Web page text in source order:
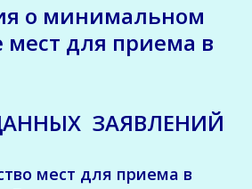
о минимальном
мест для приема в
ЗАЯВЛЕНИЙ
мест для приема в